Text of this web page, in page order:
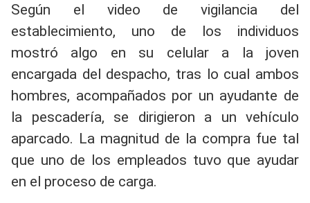
Según el video de vigilancia del
establecimiento, uno de los individuos
mostró algo en su celular a la joven
encargada del despacho, tras lo cual ambos
hombres, acompañados por un ayudante de
la pescadería, se dirigieron a un vehículo
aparcado. La magnitud de la compra fue tal
que uno de los empleados tuvo que ayudar
en el proceso de carga.